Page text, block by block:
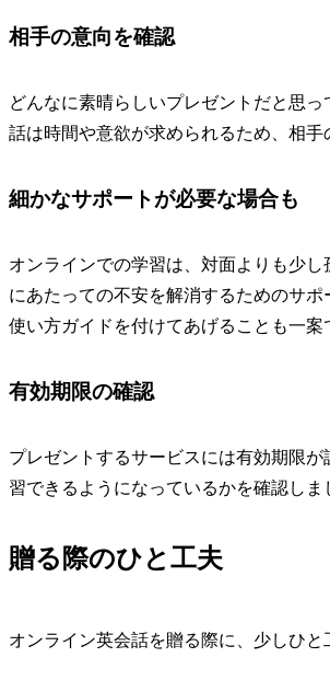
相手の意向を確認
どんなに素晴らしいプレゼントだと思
話は時間や意欲が求められるため、相
細かなサポートが必要な場合も
オンラインでの学習は、対面よりも少
にあたっての不安を解消するためのサ
使い方ガイドを付けてあげることも一案
有効期限の確認
プレゼントするサービスには有効期限
習できるようになっているかを確認しま
贈る際のひと工夫
オンライン英会話を贈る際に、少しひと